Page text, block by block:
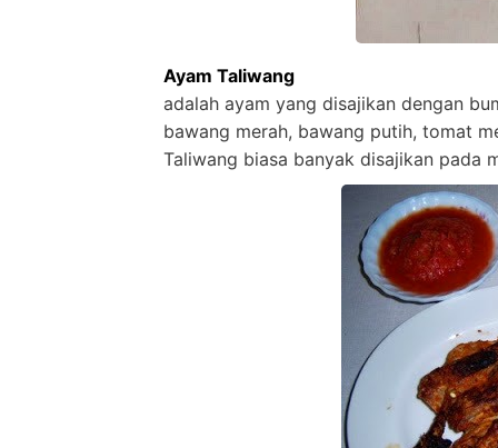
Ayam Taliwang
adalah ayam yang disajikan dengan
bawang merah, bawang putih, tomat
Taliwang biasa banyak disajikan pada